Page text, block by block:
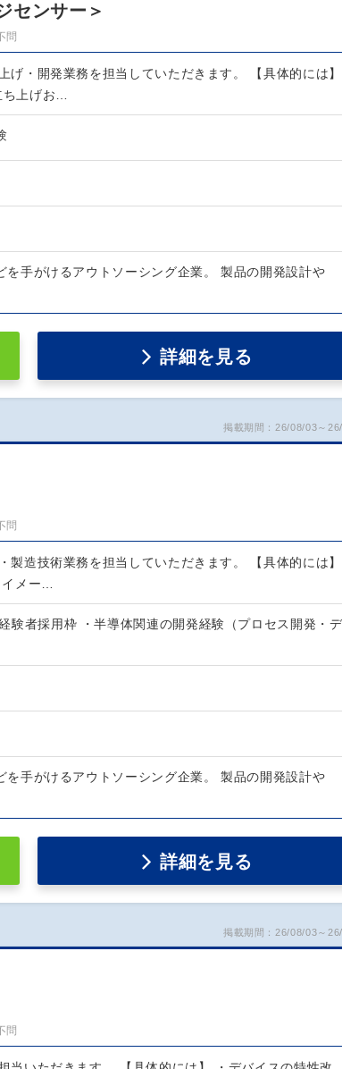
センサー＞
問
げ・開発業務を担当していただきます。 【具体的には】
ち上げお…
を手がけるアウトソーシング企業。 製品の開発設計や
詳細を見る
掲載期間：26/08/03～
問
製造技術業務を担当していただきます。 【具体的には】
メー…
験者採用枠 ・半導体関連の開発経験（プロセス開発・デ
を手がけるアウトソーシング企業。 製品の開発設計や
詳細を見る
掲載期間：26/08/03～
問